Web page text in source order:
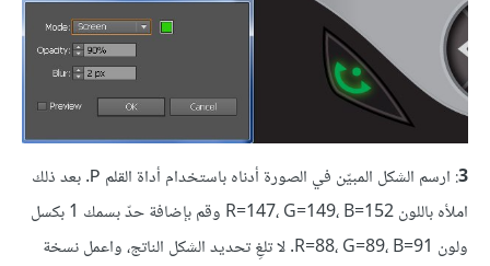
3: ارسم الشكل المبيّن في الصورة أدناه باستخدام أداة القلم P. بعد ذلك
املأه باللون R=147، G=149، B=152 وقم بإضافة حدّ بسمك 1 بكسل
ولون R=88، G=89، B=91. لا تلغِ تحديد الشكل الناتج، واعمل نسخة